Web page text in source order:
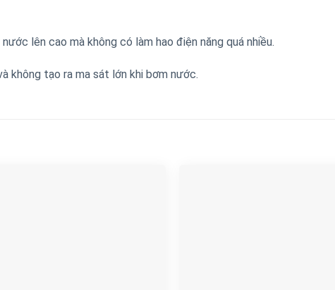
lên cao mà không có làm hao điện năng quá nhiều.
không tạo ra ma sát lớn khi bơm nước.